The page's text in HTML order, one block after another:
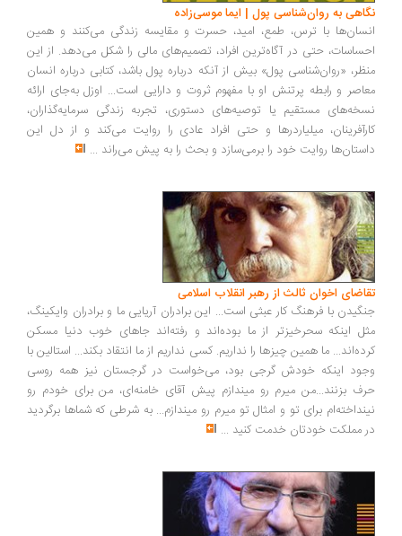
به روان‌شناسی پول | ایما موسی‌زاده
با ترس، طمع، امید، حسرت و مقایسه زندگی می‌کنند و همین
حتی در آگاه‌ترین افراد، تصمیم‌های مالی را شکل می‌دهد. از این
«روان‌شناسی پول» بیش از آنکه درباره پول باشد، کتابی درباره انسان
و رابطه پرتنش او با مفهوم ثروت و دارایی است... اوزل به‌جای ارائه
مستقیم یا توصیه‌های دستوری، تجربه زندگی سرمایه‌گذاران،
میلیاردرها و حتی افراد عادی را روایت می‌کند و از دل این
روایت خود را برمی‌سازد و بحث را به پیش می‌راند ...
اخوان ثالث از رهبر انقلاب اسلامی
با فرهنگ کار عبثی است... این برادران آریایی ما و برادران وایکینگ،
اینکه سحرخیزتر از ما بوده‌اند و رفته‌اند جاهای خوب دنیا مسکن
ما همین چیزها را نداریم. کسی نداریم از ما انتقاد بکند... استالین با
اینکه خودش گرجی بود، می‌خواست در گرجستان نیز همه روسی
بزنند...من میرم رو میندازم پیش آقای خامنه‌ای، من برای خودم رو
برای تو و امثال تو میرم رو میندازم... به شرطی که شماها برگردید
مملکت خودتان خدمت کنید...